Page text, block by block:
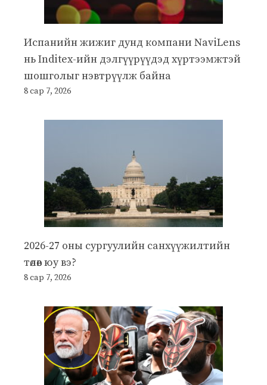
Испанийн жижиг дунд компани NaviLens
нь Inditex-ийн дэлгүүрүүдэд хүртээмжтэй
шошголыг нэвтрүүлж байна
8 сар 7, 2026
2026-27 оны сургуулийн санхүүжилтийн
төлөв юу вэ?
8 сар 7, 2026